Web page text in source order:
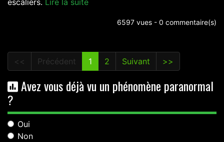
6597 vues - 0 commentaire(s)
<< Précédent 1 2 Suivant >>
Avez vous déjà vu un phénomène paranormal
?
Oui
Non